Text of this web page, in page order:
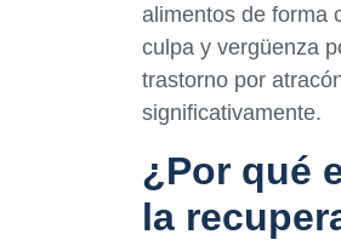
alimentos de forma
culpa y vergüenza
trastorno por
significativamente.
¿Por qué
la